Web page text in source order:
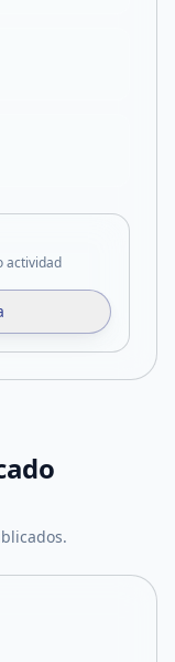
actividad